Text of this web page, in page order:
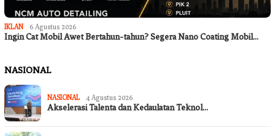
IKLAN 6 Agustus 2026
Ingin Cat Mobil Awet Bertahun-tahun? Segera Nano Coating Mobil…
NASIONAL
NASIONAL 4 Agustus 2026
Akselerasi Talenta dan Kedaulatan Teknol…